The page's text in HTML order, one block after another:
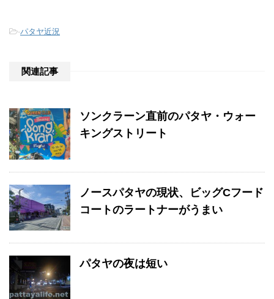
-パタヤ近況
関連記事
ソンクラーン直前のパタヤ・ウォー
キングストリート
ノースパタヤの現状、ビッグCフード
コートのラートナーがうまい
パタヤの夜は短い